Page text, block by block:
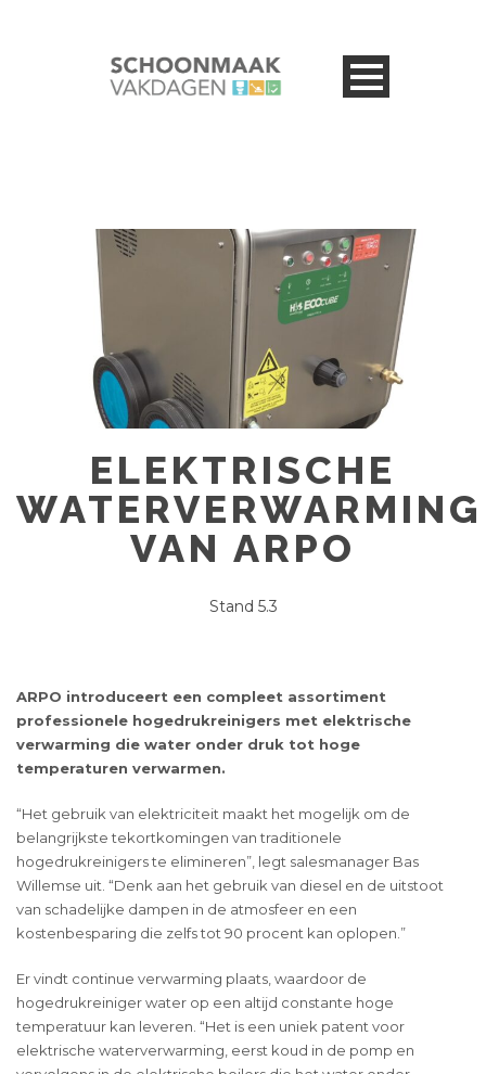
ELEKTRISCHE
WATERVERWARMING
VAN ARPO
Stand 5.3
ARPO introduceert een compleet assortiment
professionele hogedrukreinigers met elektrische
verwarming die water onder druk tot hoge
temperaturen verwarmen.
“Het gebruik van elektriciteit maakt het mogelijk om de
belangrijkste tekortkomingen van traditionele
hogedrukreinigers te elimineren”, legt salesmanager Bas
Willemse uit. “Denk aan het gebruik van diesel en de uitstoot
van schadelijke dampen in de atmosfeer en een
kostenbesparing die zelfs tot 90 procent kan oplopen.”
Er vindt continue verwarming plaats, waardoor de
hogedrukreiniger water op een altijd constante hoge
temperatuur kan leveren. “Het is een uniek patent voor
elektrische waterverwarming, eerst koud in de pomp en